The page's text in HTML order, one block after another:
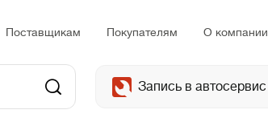
Поставщикам Покупателям О компании
Запись в автосервис